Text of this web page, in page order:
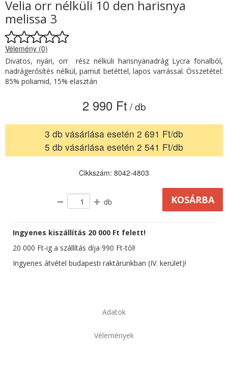
Velia orr nélküli 10 den harisnya
melissa 3
Vélemény (0)
Divatos, nyári, orr rész nélküli harisnyanadrág Lycra fonalból,
nadrágerősítés nélkül, pamut betéttel, lapos varrással. Összetétel:
85% poliamid, 15% elasztán
2 990 Ft / db
3 db vásárlása esetén 2 691 Ft/db
5 db vásárlása esetén 2 541 Ft/db
Cikkszám: 8042-4803
db
Ingyenes kiszállítás 20 000 Ft felett!
20 000 Ft-ig a szállítás díja 990 Ft-tól!
Ingyenes átvétel budapesti raktárunkban (IV. kerület)!
Adatok
Vélemények